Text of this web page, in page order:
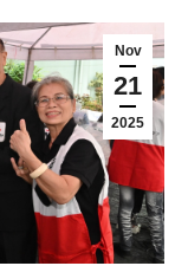
Nov
21
2025